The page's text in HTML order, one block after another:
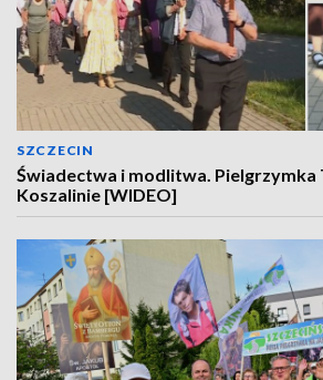
SZCZECIN
Świadectwa i modlitwa. Pielgrzymka
Koszalinie [WIDEO]